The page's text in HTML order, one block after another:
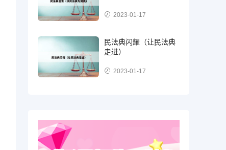
2023-01-17
民法典闪耀（让民法典
走进）
2023-01-17